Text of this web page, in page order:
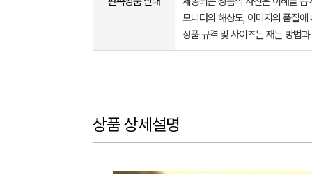
모니터의 해상도, 이미지의 품질
상품 규격 및 사이즈는 재는 방법
상품 상세설명